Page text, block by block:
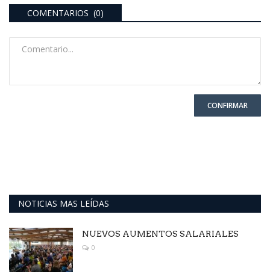
COMENTARIOS (0)
CONFIRMAR
NOTICIAS MAS LEÍDAS
NUEVOS AUMENTOS SALARIALES
0